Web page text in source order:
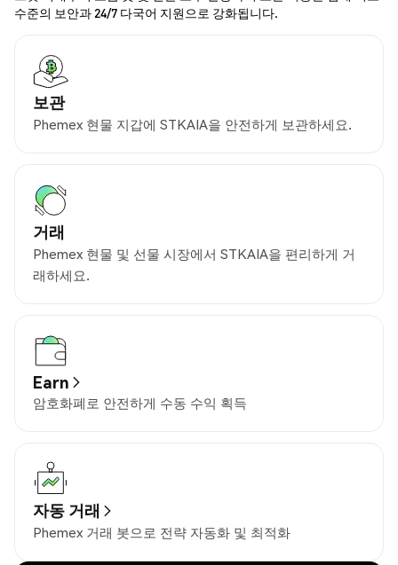
수준의 보안과 24/7 다국어 지원으로 강화됩니다.
보관
Phemex 현물 지갑에 STKAIA을 안전하게 보관하세요.
거래
Phemex 현물 및 선물 시장에서 STKAIA을 편리하게 거
래하세요.
Earn
암호화폐로 안전하게 수동 수익 획득
자동 거래
Phemex 거래 봇으로 전략 자동화 및 최적화